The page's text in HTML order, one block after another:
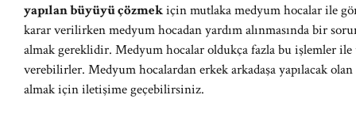
yapılan büyüyü çözmekiçin mutlaka medyum hocalar ile
karar verilirken medyum hocadan yardım alınmasında bir
almak gereklidir. Medyum hocalar oldukça fazla bu işlemler
verebilirler. Medyum hocalardan erkek arkadaşa yapılacak
almak için iletişime geçebilirsiniz.